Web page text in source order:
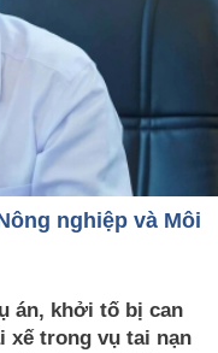
nghiệp và Môi
án, khởi tố bị can
xế trong vụ tai nạn